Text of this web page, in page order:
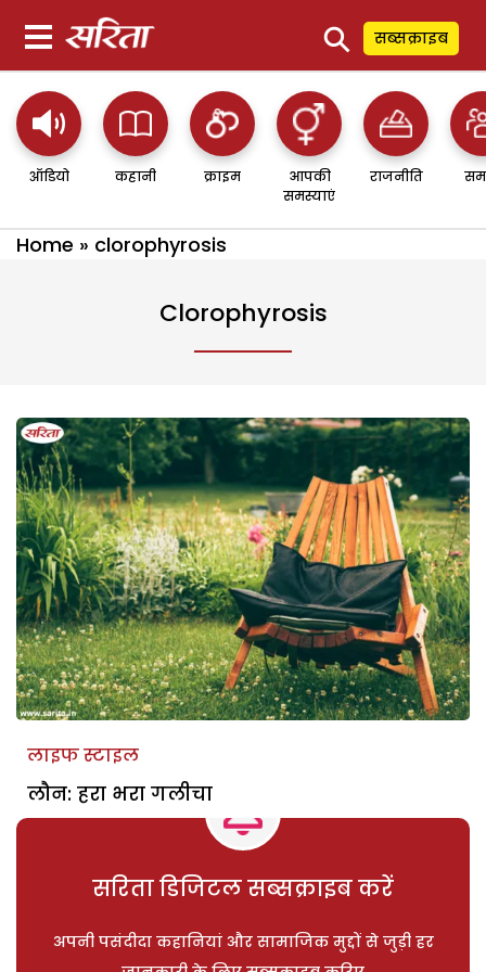
⚲ सब्सक्राइब
ऑडियो कहानी क्राइम
आपकी
समस्याएं
राजनीति
Home » clorophyrosis
Clorophyrosis
लाइफ स्टाइल
लौन: हरा भरा गलीचा
सरिता डिजिटल सब्सक्राइब करें
अपनी पसंदीदा कहानियां और सामाजिक मुद्दों से जुड़ी हर